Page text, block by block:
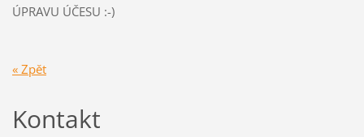
ÚPRAVU ÚČESU :-)
« Zpět
Kontakt